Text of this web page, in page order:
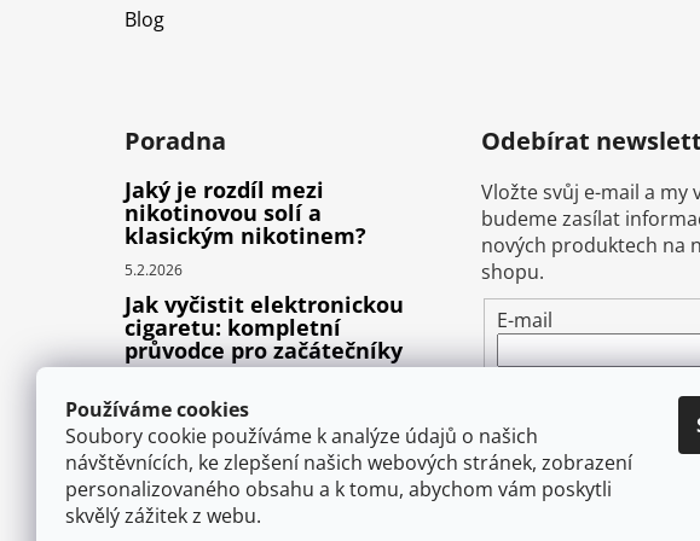
Používáme cookies
Soubory cookie používáme k analýze údajů o našich
návštěvnících, ke zlepšení našich webových stránek, zobrazení
personalizovaného obsahu a k tomu, abychom vám poskytli
skvělý zážitek z webu.
Blog
Poradna
Jaký je rozdíl mezi
nikotinovou solí a
klasickým nikotinem?
5.2.2026
Jak vyčistit elektronickou
cigaretu: kompletní
průvodce pro začátečníky
Proč prská elektronická
cigareta (e-liquid)?
1.9.2025
Odebírat
Vložte svůj e-mail a my
budeme zasílat
nových produktech na
shopu.
E-mail
podmínkami ochrany
osobních údajů
PŘIHLÁSIT SE